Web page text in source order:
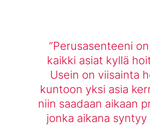
Perusasenteeni
kaikki asiat kyllä
Usein on viisainta
kuntoon yksi asia
niin saadaan aikaan
jonka aikana syntyy